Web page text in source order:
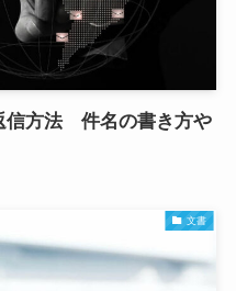
信方法 件名の書き方や
文書